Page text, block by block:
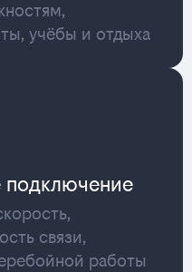
учёбы и отдыха
подключение
связи,
работы